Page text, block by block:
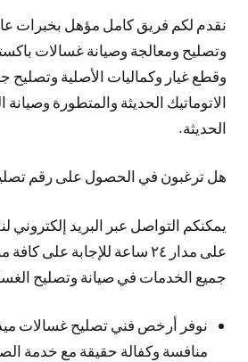
نقدم لكم فريق كامل مؤهل بخبرات
وتصليح ومعالجة وصيانة غسالات
وقطع غيار وكماليات الأصلية وتصليح
الاتوماتيك الحديثة والمتطورة وصيانة
الحديثة.
هل ترغبون في الحصول على رقم
يمكنكم التواصل عبر البريد إلكتروني
على مدار ٢٤ ساعة للإجابة على
جميع الخدمات في صيانة وتصليح
نوفر أرخص فني تصليح غسالات
منافسة وكفالة حقيقة مع خدمة